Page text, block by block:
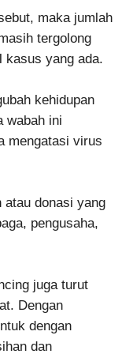
maka jumlah
tergolong
kasus yang ada.
kehidupan
wabah ini
mengatasi virus
atau donasi yang
pengusaha,
juga turut
Dengan
dengan
dan